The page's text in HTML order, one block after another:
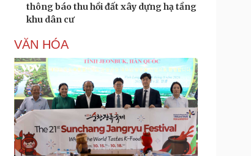
thông báo thu hồi đất xây dựng hạ tầng
khu dân cư
VĂN HÓA